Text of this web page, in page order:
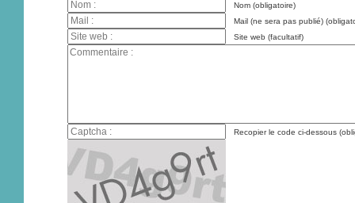
Nom (obligatoire)
Mail (ne sera pas publié)
Site web (facultatif)
Recopier le code ci-dessous